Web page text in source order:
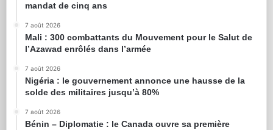
mandat de cinq ans
7 août 2026
Mali : 300 combattants du Mouvement pour le Salut de
l’Azawad enrôlés dans l’armée
7 août 2026
Nigéria : le gouvernement annonce une hausse de la
solde des militaires jusqu’à 80%
7 août 2026
Bénin – Diplomatie : le Canada ouvre sa première